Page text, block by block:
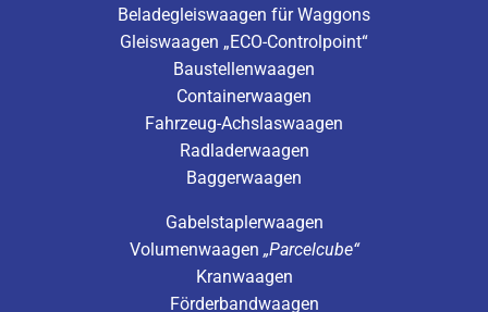
Beladegleiswaagen für Waggons
Gleiswaagen „ECO-Controlpoint“
Baustellenwaagen
Containerwaagen
Fahrzeug-Achslaswaagen
Radladerwaagen
Baggerwaagen
Gabelstaplerwaagen
Volumenwaagen „Parcelcube“
Kranwaagen
Förderbandwaagen